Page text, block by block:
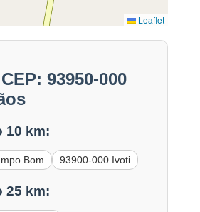
Leaflet
93950-000
10 km:
Bom 93900-000 Ivoti
25 km: